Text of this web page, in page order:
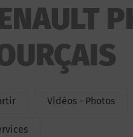
Vidéos - Photos